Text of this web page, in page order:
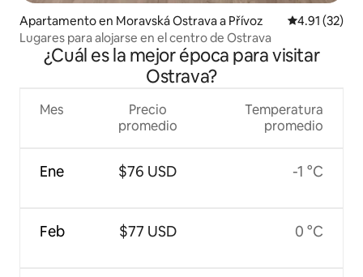
Apartamento en Moravská Ostrava a Přívoz Calificación
4.91 (32)
Lugares para alojarse en el centro de Ostrava
¿Cuál es la mejor época para visitar
Ostrava?
Mes
Ene
Feb
Precio
promedio
$76 USD
$77 USD
Temperatura
promedio
-1 °C
0 °C